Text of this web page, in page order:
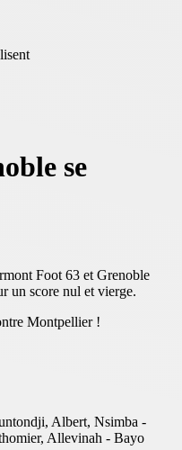
se
Foot 63 et Grenoble
un score nul et vierge.
Montpellier !
Albert, Nsimba -
Allevinah - Bayo